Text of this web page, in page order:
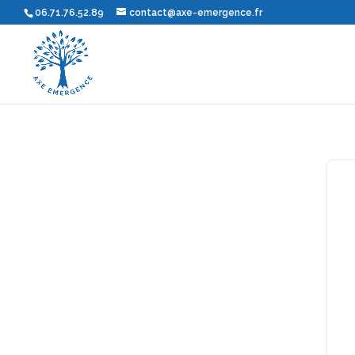
06.71.76.52.89 contact@axe-emergence.fr